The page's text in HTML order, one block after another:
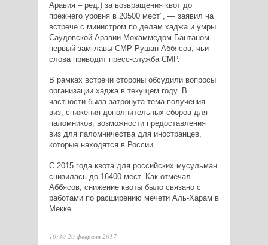
Аравия – ред.) за возвращения квот до
прежнего уровня в 20500 мест", — заявил на
встрече с министром по делам хаджа и умры
Саудовской Аравии Мохаммедом Бантаном
первый замглавы СМР Рушан Аббясов, чьи
слова приводит пресс-служба СМР.
В рамках встречи стороны обсудили вопросы
организации хаджа в текущем году. В
частности была затронута тема получения
виз, снижения дополнительных сборов для
паломников, возможности предоставления
виз для паломничества для иностранцев,
которые находятся в России.
С 2015 года квота для российских мусульман
снизилась до 16400 мест. Как отмечал
Аббясов, снижение квоты было связано с
работами по расширению мечети Аль-Харам в
Мекке.
10:30 20 февраля 2017